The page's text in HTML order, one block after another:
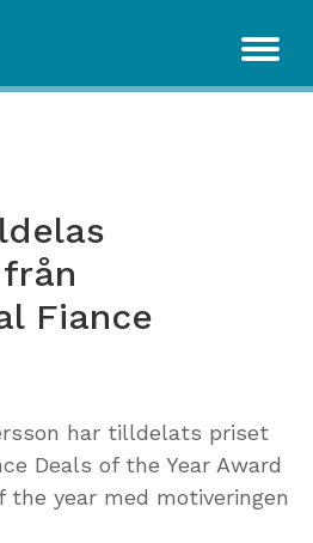
Fiance
har tilldelats priset
Deals of the Year Award
the year med motiveringen